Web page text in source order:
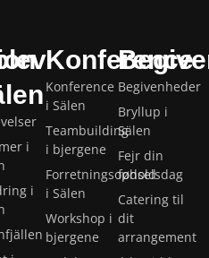
i
i
Konference
Konference
i Sälen
Teambuilding
i bjergene
Forretningsophold
i Sälen
Workshop i
bjergene
Begivenheder
Bryllup i
Sälen
Fejr din
fødselsdag
Catering til
dit
arrangement